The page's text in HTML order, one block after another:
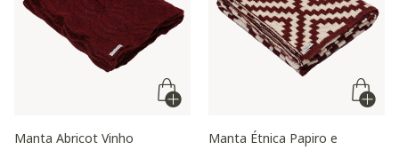
Manta Abricot Vinho
Manta Étnica Papiro e